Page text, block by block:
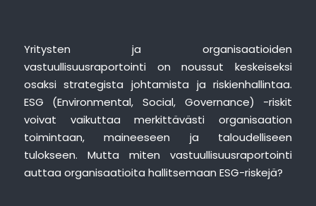
Yritysten ja organisaatioiden
vastuullisuusraportointi on noussut keskeiseksi
osaksi strategista johtamista ja riskienhallintaa.
ESG (Environmental, Social, Governance) -riskit
voivat vaikuttaa merkittävästi organisaation
toimintaan, maineeseen ja taloudelliseen
tulokseen. Mutta miten vastuullisuusraportointi
auttaa organisaatioita hallitsemaan ESG-riskejä?